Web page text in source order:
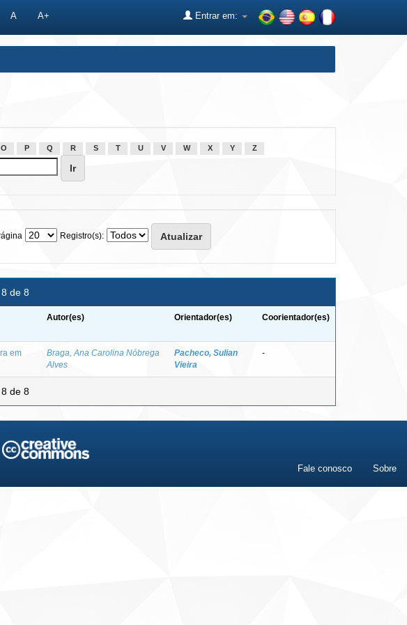
A A+ Entrar em:
O P Q R S T U V W X Y Z
Registro(s):
de 8
Autor(es) Orientador(es) Coorientador(es)
em
Braga, Ana Carolina Nóbrega
Alves
Pacheco, Sulian
Vieira
-
de 8
Fale conosco Sobre